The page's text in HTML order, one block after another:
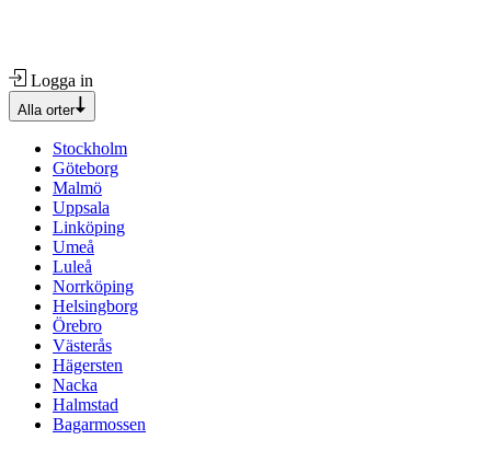
Logga in
Alla orter
Stockholm
Göteborg
Malmö
Uppsala
Linköping
Umeå
Luleå
Norrköping
Helsingborg
Örebro
Västerås
Hägersten
Nacka
Halmstad
Bagarmossen